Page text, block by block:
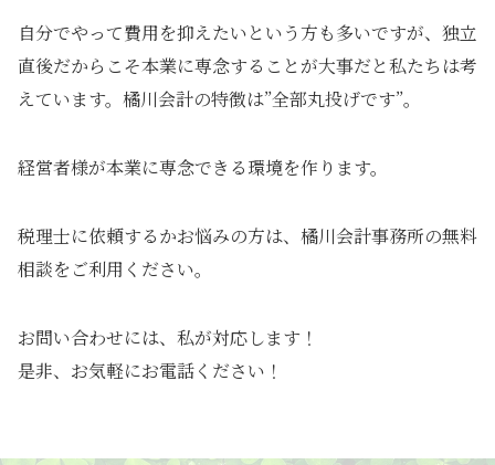
自分でやって費用を抑えたいという方も多いですが、独立
直後だからこそ本業に専念することが大事だと私たちは考
えています。橘川会計の特徴は”全部丸投げです”。
経営者様が本業に専念できる環境を作ります。
税理士に依頼するかお悩みの方は、橘川会計事務所の無料
相談をご利用ください。
お問い合わせには、私が対応します！
是非、お気軽にお電話ください！